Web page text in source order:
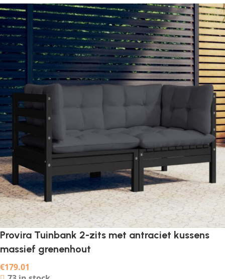
Provira Tuinbank 2-zits met antraciet kussens
massief grenenhout
€179.01